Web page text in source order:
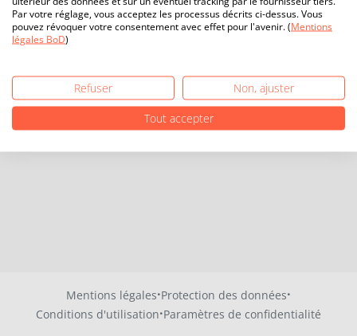
Mentions légales·Protection des données·
Conditions d'utilisation·Paramètres de confidentialité
Par votre réglage, vous acceptez les processus décrits ci-dessus. Vous
pouvez révoquer votre consentement avec effet pour l'avenir. (Mentions
légales BoD)
Refuser
Non, ajuster
Tout accepter